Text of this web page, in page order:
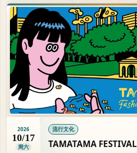
2026
10/17
周六
流行文化
TAMATAMA FESTIVAL